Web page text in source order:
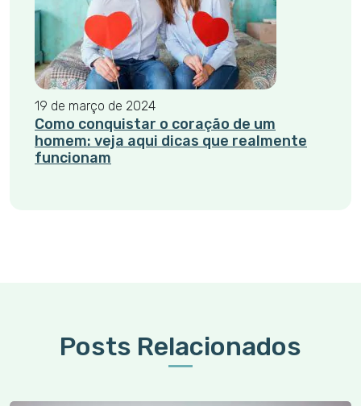
19 de março de 2024
Como conquistar o coração de um
homem: veja aqui dicas que realmente
funcionam
Posts Relacionados